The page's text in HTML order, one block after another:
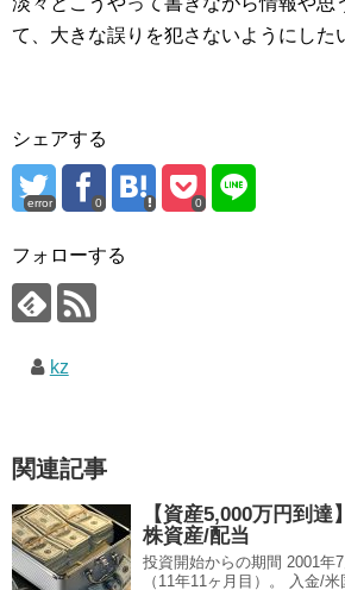
て、大きな誤りを犯さないようにした
シェアする
error 0 0
フォローする
kz
関連記事
【資産5,000万円到達
株資産/配当
投資開始からの期間 2001年
（11年11ヶ月目）。 入金/